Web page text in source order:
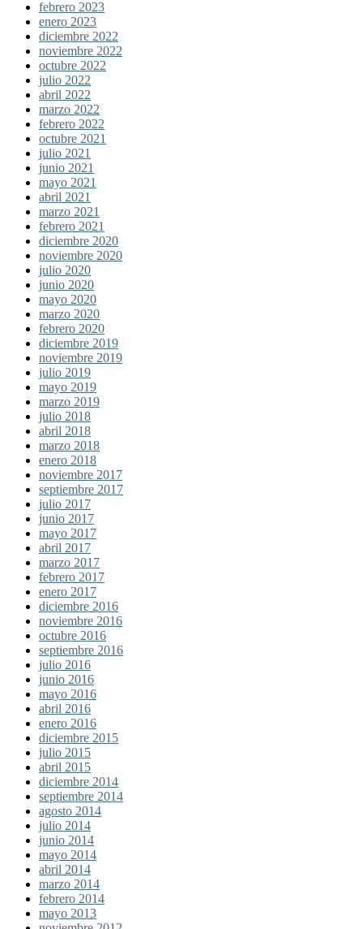
febrero 2023
enero 2023
diciembre 2022
noviembre 2022
octubre 2022
julio 2022
abril 2022
marzo 2022
febrero 2022
octubre 2021
julio 2021
junio 2021
mayo 2021
abril 2021
marzo 2021
febrero 2021
diciembre 2020
noviembre 2020
julio 2020
junio 2020
mayo 2020
marzo 2020
febrero 2020
diciembre 2019
noviembre 2019
julio 2019
mayo 2019
marzo 2019
julio 2018
abril 2018
marzo 2018
enero 2018
noviembre 2017
septiembre 2017
julio 2017
junio 2017
mayo 2017
abril 2017
marzo 2017
febrero 2017
enero 2017
diciembre 2016
noviembre 2016
octubre 2016
septiembre 2016
julio 2016
junio 2016
mayo 2016
abril 2016
enero 2016
diciembre 2015
julio 2015
abril 2015
diciembre 2014
septiembre 2014
agosto 2014
julio 2014
junio 2014
mayo 2014
abril 2014
marzo 2014
febrero 2014
mayo 2013